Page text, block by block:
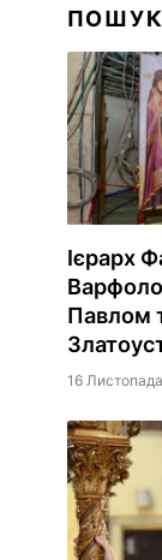
ПОШУК
Ієрарх
Павлом
16